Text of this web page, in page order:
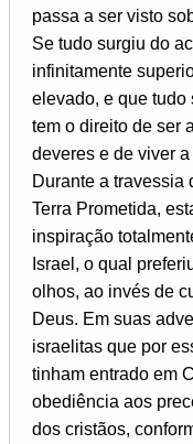
passa a ser visto
Se tudo surgiu do
infinitamente
elevado, e que tudo
tem o direito de ser
deveres e de viver
Durante a travessia
Terra Prometida,
inspiração
Israel, o qual
olhos, ao invés de
Deus. Em suas
israelitas que por
tinham entrado em
obediência aos
dos cristãos,